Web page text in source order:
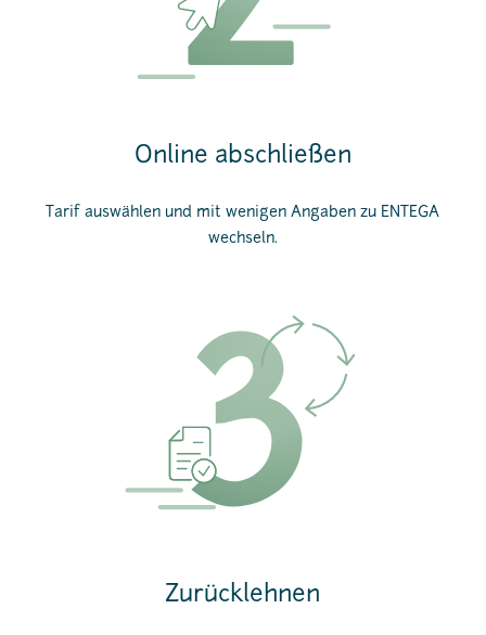
Online abschließen
Tarif auswählen und mit wenigen Angaben zu ENTEGA
wechseln.
Zurücklehnen